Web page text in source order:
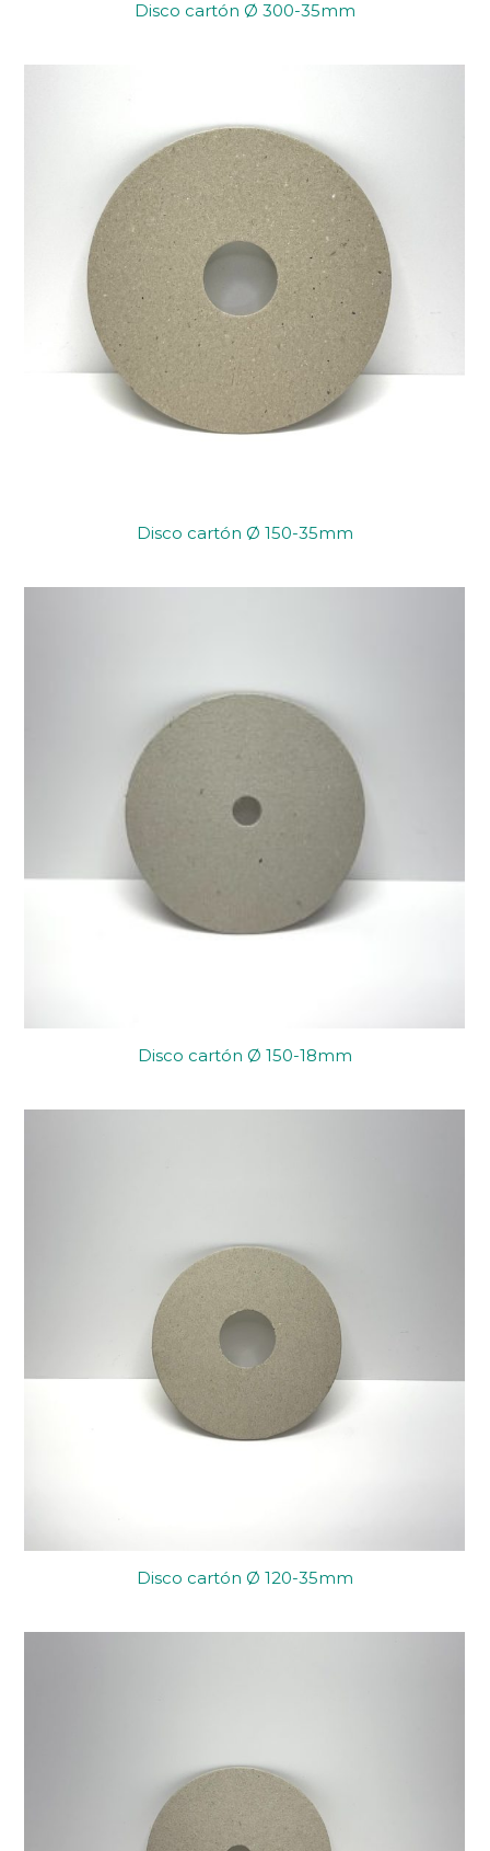
Disco cartón Ø 300-35mm
Disco cartón Ø 150-35mm
Disco cartón Ø 150-18mm
Disco cartón Ø 120-35mm